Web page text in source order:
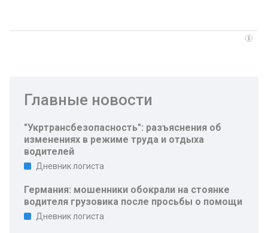
Главные новости
"Укртрансбезопасность": разъяснения об
изменениях в режиме труда и отдыха
водителей
Дневник логиста
Германия: мошенники обокрали на стоянке
водителя грузовика после просьбы о помощи
Дневник логиста